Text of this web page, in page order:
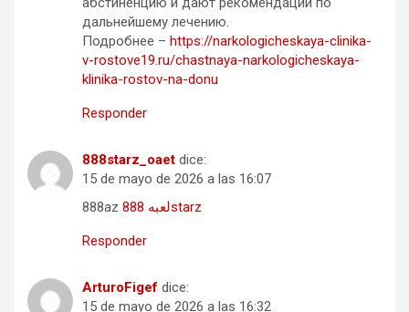
дальнейшему лечению.
Подробнее – https://narkologicheskaya-clinika-
v-rostove19.ru/chastnaya-narkologicheskaya-
klinika-rostov-na-donu
Responder
888starz_oaet dice:
15 de mayo de 2026 a las 16:07
888az
لعبه 888starz
Responder
ArturoFigef dice:
15 de mayo de 2026 a las 16:32